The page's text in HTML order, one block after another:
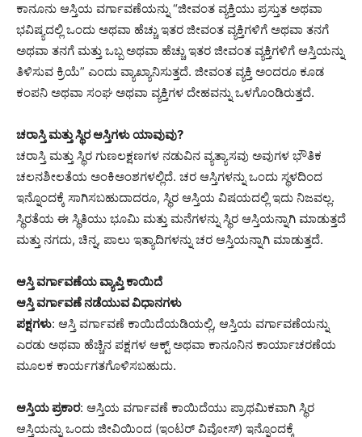
ಕಾನೂನು ಆಸ್ತಿಯ ವರ್ಗಾವಣೆಯನ್ನು “ಜೀವಂತ ವ್ಯಕ್ತಿಯು ಪ್ರಸ್ತುತ ಅಥವಾ
ಭವಿಷ್ಯದಲ್ಲಿ ಒಂದು ಅಥವಾ ಹೆಚ್ಚು ಇತರ ಜೀವಂತ ವ್ಯಕ್ತಿಗಳಿಗೆ ಅಥವಾ ತನಗೆ
ಅಥವಾ ತನಗೆ ಮತ್ತು ಒಬ್ಬ ಅಥವಾ ಹೆಚ್ಚು ಇತರ ಜೀವಂತ ವ್ಯಕ್ತಿಗಳಿಗೆ ಆಸ್ತಿಯನ್ನು
ತಿಳಿಸುವ ಕ್ರಿಯೆ” ಎಂದು ವ್ಯಾಖ್ಯಾನಿಸುತ್ತದೆ. ಜೀವಂತ ವ್ಯಕ್ತಿ ಅಂದರೂ ಕೂಡ
ಕಂಪನಿ ಅಥವಾ ಸಂಘ ಅಥವಾ ವ್ಯಕ್ತಿಗಳ ದೇಹವನ್ನು ಒಳಗೊಂಡಿರುತ್ತದೆ.
ಚರಾಸ್ತಿ ಮತ್ತು ಸ್ಥಿರ ಆಸ್ತಿಗಳು ಯಾವುವು?
ಚರಾಸ್ತಿ ಮತ್ತು ಸ್ಥಿರ ಗುಣಲಕ್ಷಣಗಳ ನಡುವಿನ ವ್ಯತ್ಯಾಸವು ಅವುಗಳ ಭೌತಿಕ
ಚಲನಶೀಲತೆಯ ಅಂಕಿಅಂಶಗಳಲ್ಲಿದೆ. ಚರ ಆಸ್ತಿಗಳನ್ನು ಒಂದು ಸ್ಥಳದಿಂದ
ಇನ್ನೊಂದಕ್ಕೆ ಸಾಗಿಸಬಹುದಾದರೂ, ಸ್ಥಿರ ಆಸ್ತಿಯ ವಿಷಯದಲ್ಲಿ ಇದು ನಿಜವಲ್ಲ.
ಸ್ಥಿರತೆಯ ಈ ಸ್ಥಿತಿಯು ಭೂಮಿ ಮತ್ತು ಮನೆಗಳನ್ನು ಸ್ಥಿರ ಆಸ್ತಿಯನ್ನಾಗಿ ಮಾಡುತ್ತದೆ
ಮತ್ತು ನಗದು, ಚಿನ್ನ, ಪಾಲು ಇತ್ಯಾದಿಗಳನ್ನು ಚರ ಆಸ್ತಿಯನ್ನಾಗಿ ಮಾಡುತ್ತದೆ.
ಆಸ್ತಿ ವರ್ಗಾವಣೆಯ ವ್ಯಾಪ್ತಿ ಕಾಯಿದೆ
ಆಸ್ತಿ ವರ್ಗಾವಣೆ ನಡೆಯುವ ವಿಧಾನಗಳು
ಪಕ್ಷಗಳು: ಆಸ್ತಿ ವರ್ಗಾವಣೆ ಕಾಯಿದೆಯಡಿಯಲ್ಲಿ, ಆಸ್ತಿಯ ವರ್ಗಾವಣೆಯನ್ನು
ಎರಡು ಅಥವಾ ಹೆಚ್ಚಿನ ಪಕ್ಷಗಳ ಆಕ್ಟ್ ಅಥವಾ ಕಾನೂನಿನ ಕಾರ್ಯಾಚರಣೆಯ
ಮೂಲಕ ಕಾರ್ಯಗತಗೊಳಿಸಬಹುದು.
ಆಸ್ತಿಯ ಪ್ರಕಾರ: ಆಸ್ತಿಯ ವರ್ಗಾವಣೆ ಕಾಯಿದೆಯು ಪ್ರಾಥಮಿಕವಾಗಿ ಸ್ಥಿರ
ಆಸ್ತಿಯನ್ನು ಒಂದು ಜೀವಿಯಿಂದ (ಇಂಟರ್ ವಿವೋಸ್) ಇನ್ನೊಂದಕ್ಕೆ